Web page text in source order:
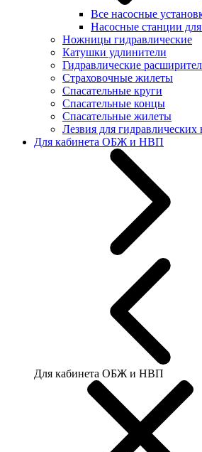
Все насосные
Насосные станции для
Ножницы гидравлические
Катушки удлинители
Гидравлические
Страховочные жилеты
Спасательные круги
Спасательные концы
Спасательные жилеты
Лезвия для
Для кабинета ОБЖ и НВП
Для кабинета ОБЖ и НВП